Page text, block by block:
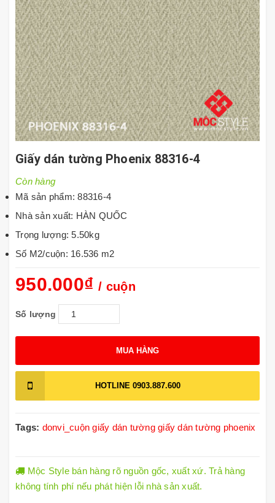
Giấy dán tường Phoenix 88316-4
Còn hàng
Mã sản phẩm: 88316-4
Nhà sản xuất: HÀN QUỐC
Trọng lượng: 5.50kg
Số M2/cuộn: 16.536 m2
950.000₫/ cuộn
Số lượng
MUA HÀNG
HOTLINE 0903.887.600
Tags: donvi_cuộn giấy dán tường giấy dán tường phoenix
Mộc Style bán hàng rõ nguồn gốc, xuất xứ. Trả hàng
không tính phí nếu phát hiện lỗi nhà sản xuất.